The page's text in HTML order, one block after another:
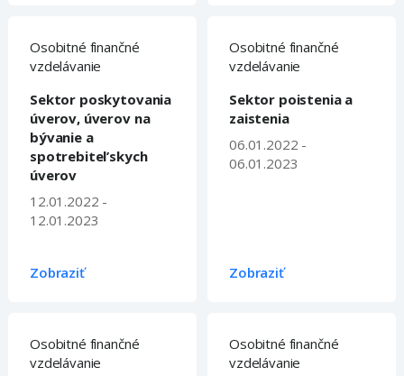
Osobitné finančné
vzdelávanie
Sektor poskytovania
úverov, úverov na
bývanie a
spotrebitel’skych
úverov
12.01.2022 -
12.01.2023
Zobraziť
Osobitné finančné
vzdelávanie
Sektor poistenia a
zaistenia
06.01.2022 -
06.01.2023
Zobraziť
Osobitné finančné
vzdelávanie
Osobitné finančné
vzdelávanie